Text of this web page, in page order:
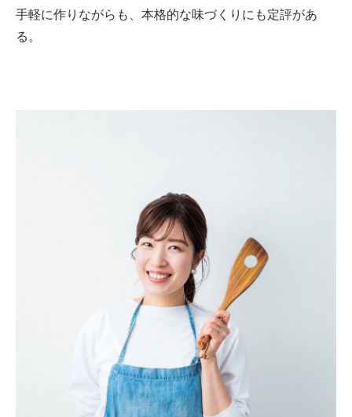
手軽に作りながらも、本格的な味づくりにも定評があ
る。